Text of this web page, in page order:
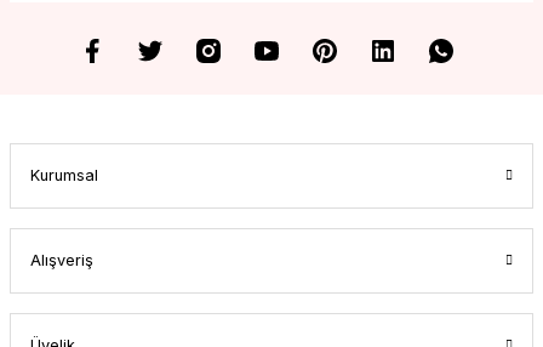
Kurumsal
Alışveriş